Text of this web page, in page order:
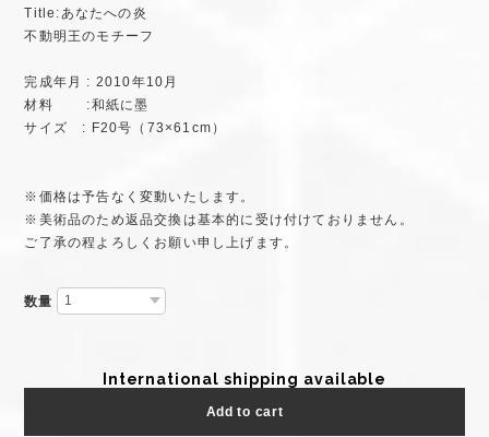
Title:あなたへの炎
不動明王のモチーフ
完成年月 : 2010年10月
材料 :和紙に墨
サイズ : F20号（73×61cm）
※価格は予告なく変動いたします。
※美術品のため返品交換は基本的に受け付けておりません。
ご了承の程よろしくお願い申し上げます。
数量
International shipping available
Add to cart